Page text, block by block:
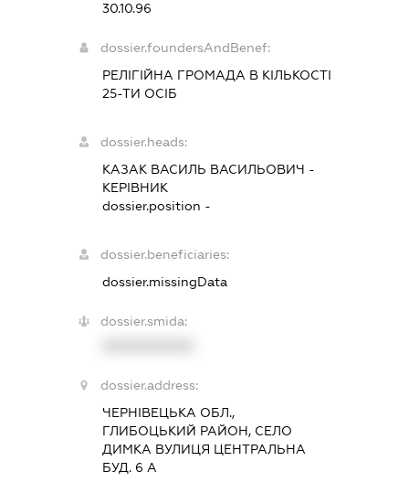
30.10.96
dossier.foundersAndBenef:
РЕЛІГІЙНА ГРОМАДА В КІЛЬКОСТІ
25-ТИ ОСІБ
dossier.heads:
КАЗАК ВАСИЛЬ ВАСИЛЬОВИЧ -
КЕРІВНИК
dossier.position -
dossier.beneficiaries:
dossier.missingData
dossier.smida:
dossier.address:
ЧЕРНІВЕЦЬКА ОБЛ.,
ГЛИБОЦЬКИЙ РАЙОН, СЕЛО
ДИМКА ВУЛИЦЯ ЦЕНТРАЛЬНА
БУД. 6 А